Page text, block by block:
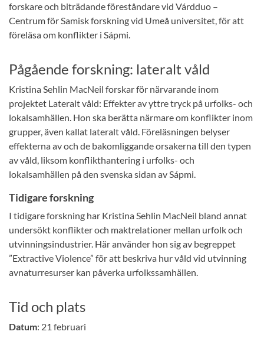
forskare och biträdande föreståndare vid Várdduo –
Centrum för Samisk forskning vid Umeå universitet, för att
föreläsa om konflikter i Sápmi.
Pågående forskning: lateralt våld
Kristina Sehlin MacNeil forskar för närvarande inom
projektet Lateralt våld: Effekter av yttre tryck på urfolks- och
lokalsamhällen. Hon ska berätta närmare om konflikter inom
grupper, även kallat lateralt våld. Föreläsningen belyser
effekterna av och de bakomliggande orsakerna till den typen
av våld, liksom konflikthantering i urfolks- och
lokalsamhällen på den svenska sidan av Sápmi.
Tidigare forskning
I tidigare forskning har Kristina Sehlin MacNeil bland annat
undersökt konflikter och maktrelationer mellan urfolk och
utvinningsindustrier. Här använder hon sig av begreppet
”Extractive Violence” för att beskriva hur våld vid utvinning
avnaturresurser kan påverka urfolkssamhällen.
Tid och plats
Datum: 21 februari